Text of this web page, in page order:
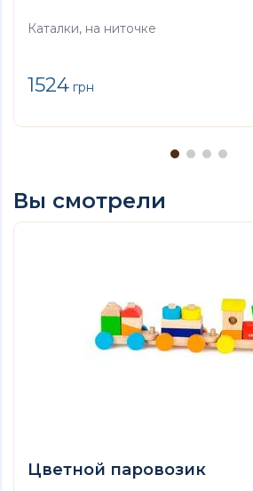
Каталки, на ниточке
1524 грн
Вы смотрели
Цветной паровозик